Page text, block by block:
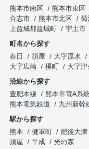
熊本市南区
熊本市東区
合志市
熊本市北区 菊
上益城郡益城町
宇土市
町名から探す
春日
須屋 大字原水
大字広崎
榎町
大字
沿線から探す
豊肥本線
熊本市電A系
熊本電気鉄道
九州新幹
駅から探す
熊本
健軍町 肥後大津
須屋
平成 光の森